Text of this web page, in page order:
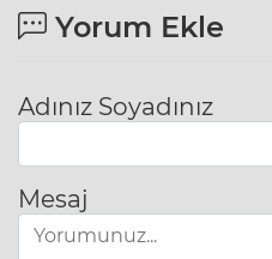
Yorum Ekle
Adınız Soyadınız
Mesaj